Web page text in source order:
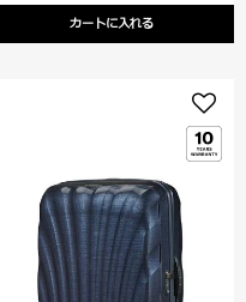
カートに入れる